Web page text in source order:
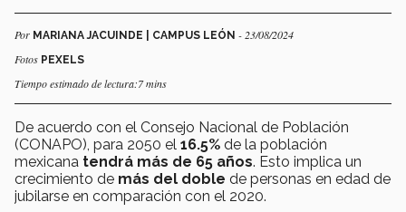
Por MARIANA JACUINDE | CAMPUS LEÓN - 23/08/2024
Fotos PEXELS
Tiempo estimado de lectura:7 mins
De acuerdo con el Consejo Nacional de Población
(CONAPO), para 2050 el 16.5% de la población
mexicana tendrá más de 65 años. Esto implica un
crecimiento de más del doble de personas en edad de
jubilarse en comparación con el 2020.